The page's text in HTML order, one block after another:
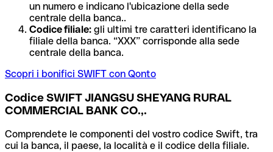
un numero e indicano l'ubicazione della sede
centrale della banca..
Codice filiale: gli ultimi tre caratteri identificano la
filiale della banca. “XXX” corrisponde alla sede
centrale della banca.
Scopri i bonifici SWIFT con Qonto
Codice SWIFT JIANGSU SHEYANG RURAL
COMMERCIAL BANK CO.,.
Comprendete le componenti del vostro codice Swift, tra
cui la banca, il paese, la località e il codice della filiale.